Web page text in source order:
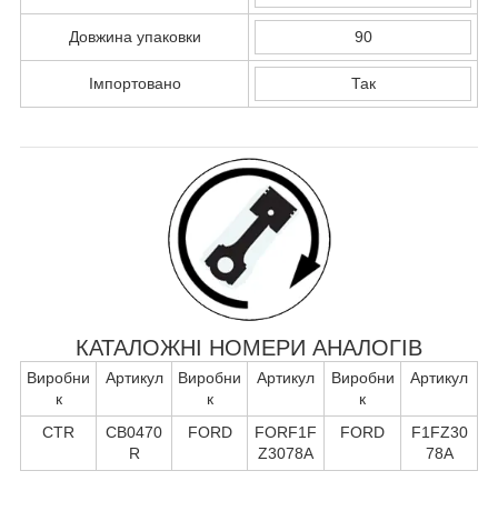
Довжина упаковки 90
Імпортовано Так
КАТАЛОЖНІ НОМЕРИ АНАЛОГІВ
Виробни
к
Артикул
Виробни
к
Артикул
Виробни
к
Артикул
CTR
CB0470
R
FORD
FORF1F
Z3078A
FORD
F1FZ30
78A